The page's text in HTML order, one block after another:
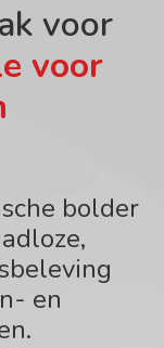
voor
voor
bolder
en